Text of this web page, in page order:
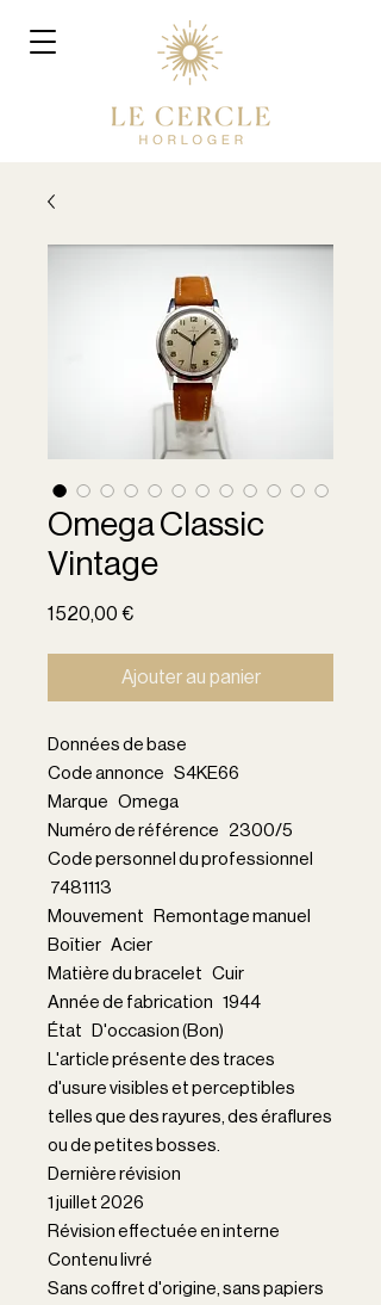
Omega Classic
Vintage
1 520,00 €Prix
Ajouter au panier
Données de base
Code annonce S4KE66
Marque Omega
Numéro de référence 2300/5
Code personnel du professionnel
7481113
Mouvement Remontage manuel
Boîtier Acier
Matière du bracelet Cuir
Année de fabrication 1944
État D'occasion (Bon)
L'article présente des traces
d'usure visibles et perceptibles
telles que des rayures, des éraflures
ou de petites bosses.
Dernière révision
1 juillet 2026
Révision effectuée en interne
Contenu livré
Sans coffret d'origine, sans papiers